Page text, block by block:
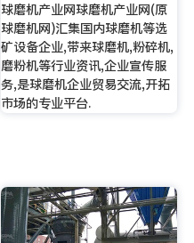
球磨机产业网球磨机产业网(原
球磨机网)汇集国内球磨机等选
矿设备企业,带来球磨机,粉碎机,
磨粉机等行业资讯,企业宣传服
务,是球磨机企业贸易交流,开拓
市场的专业平台.